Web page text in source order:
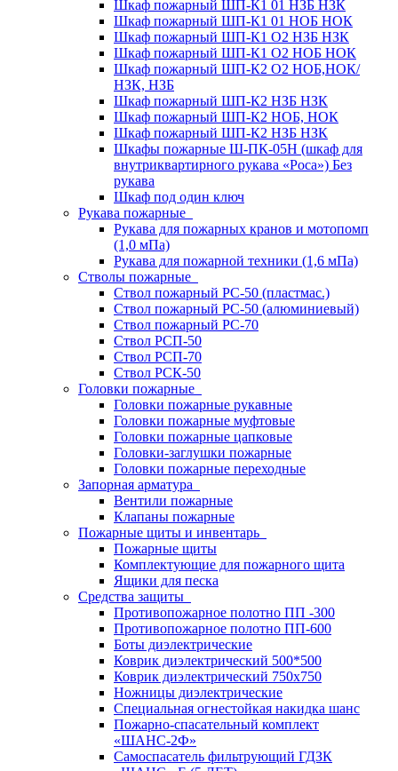
Шкаф пожарный ШП-К1 01 НЗБ НЗК
Шкаф пожарный ШП-К1 01 НОБ НОК
Шкаф пожарный ШП-К1 О2 НЗБ НЗК
Шкаф пожарный ШП-К1 О2 НОБ НОК
Шкаф пожарный ШП-К2 О2 НОБ,НОК/
НЗК, НЗБ
Шкаф пожарный ШП-К2 НЗБ НЗК
Шкаф пожарный ШП-К2 НОБ, НОК
Шкаф пожарный ШП-К2 НЗБ НЗК
Шкафы пожарные Ш-ПК-05Н (шкаф для
внутриквартирного рукава «Роса») Без
рукава
Шкаф под один ключ
Рукава пожарные
Рукава для пожарных кранов и мотопомп
(1,0 мПа)
Рукава для пожарной техники (1,6 мПа)
Стволы пожарные
Ствол пожарный РС-50 (пластмас.)
Ствол пожарный РС-50 (алюминиевый)
Ствол пожарный РС-70
Ствол РСП-50
Ствол РСП-70
Ствол РСК-50
Головки пожарные
Головки пожарные рукавные
Головки пожарные муфтовые
Головки пожарные цапковые
Головки-заглушки пожарные
Головки пожарные переходные
Запорная арматура
Вентили пожарные
Клапаны пожарные
Пожарные щиты и инвентарь
Пожарные щиты
Комплектующие для пожарного щита
Ящики для песка
Средства защиты
Противопожарное полотно ПП -300
Противопожарное полотно ПП-600
Боты диэлектрические
Коврик диэлектрический 500*500
Коврик диэлектрический 750х750
Ножницы диэлектрические
Специальная огнестойкая накидка шанс
Пожарно-спасательный комплект
«ШАНС-2Ф»
Самоспасатель фильтрующий ГДЗК